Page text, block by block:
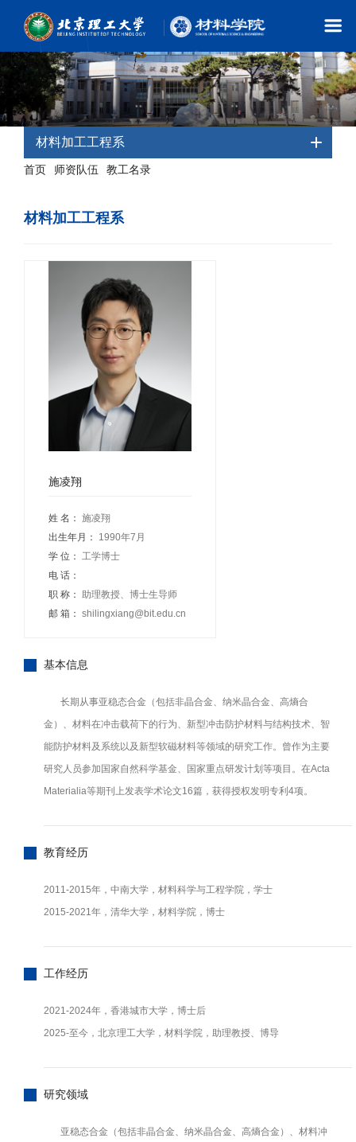
材料加工工程系
首页 师资队伍 教工名录
材料加工工程系
施凌翔
姓 名： 施凌翔
出生年月：
1990年7月
学 位： 工学博士
电 话：
职 称： 助理教授、博士生导师
邮 箱： shilingxiang@bit.edu.cn
基本信息
长期从事亚稳态合金（包括非晶合金、纳米晶合金、高熵合
金）、材料在冲击载荷下的行为、新型冲击防护材料与结构技术、智
能防护材料及系统以及新型软磁材料等领域的研究工作。曾作为主要
研究人员参加国家自然科学基金、国家重点研发计划等项目。在Acta
Materialia等期刊上发表学术论文16篇，获得授权发明专利4项。
教育经历
2011-2015年，中南大学，材料科学与工程学院，学士
2015-2021年，清华大学，材料学院，博士
工作经历
2021-2024年，香港城市大学，博士后
2025-至今，北京理工大学，材料学院，助理教授、博导
研究领域
亚稳态合金（包括非晶合金、纳米晶合金、高熵合金）、材料冲